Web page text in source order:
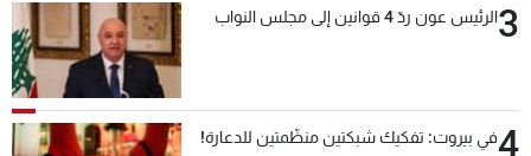
3الرئيس عون ردّ 4 قوانين إلى مجلس النواب
4في بيروت: تفكيك شبكتين منظّمتين للدعارة!